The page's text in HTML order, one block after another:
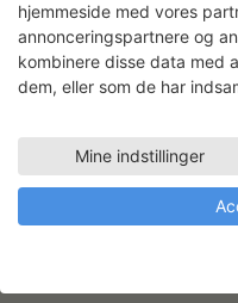
Det næste
en vugge, der
bænk, og
hjemmeside med vores
annonceringspartnere og
kombinere disse data med
dem, eller som de har
Mine indstillinger